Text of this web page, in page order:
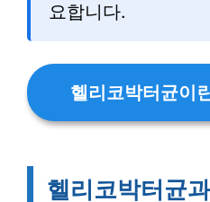
요합니다.
헬리코박터균이
헬리코박터균